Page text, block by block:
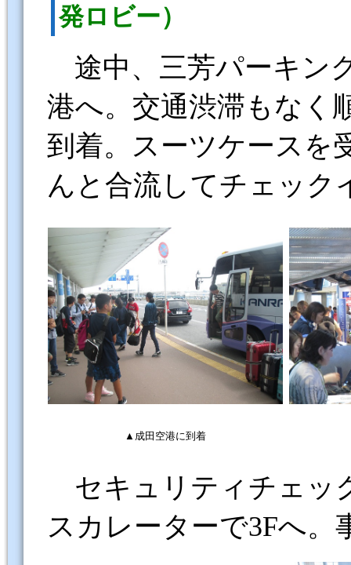
発ロビー）
途中、三芳パーキン
港へ。交通渋滞もなく
到着。スーツケースを
んと合流してチェック
▲成田空港に到着
セキュリティチェッ
スカレーターで3Fへ。